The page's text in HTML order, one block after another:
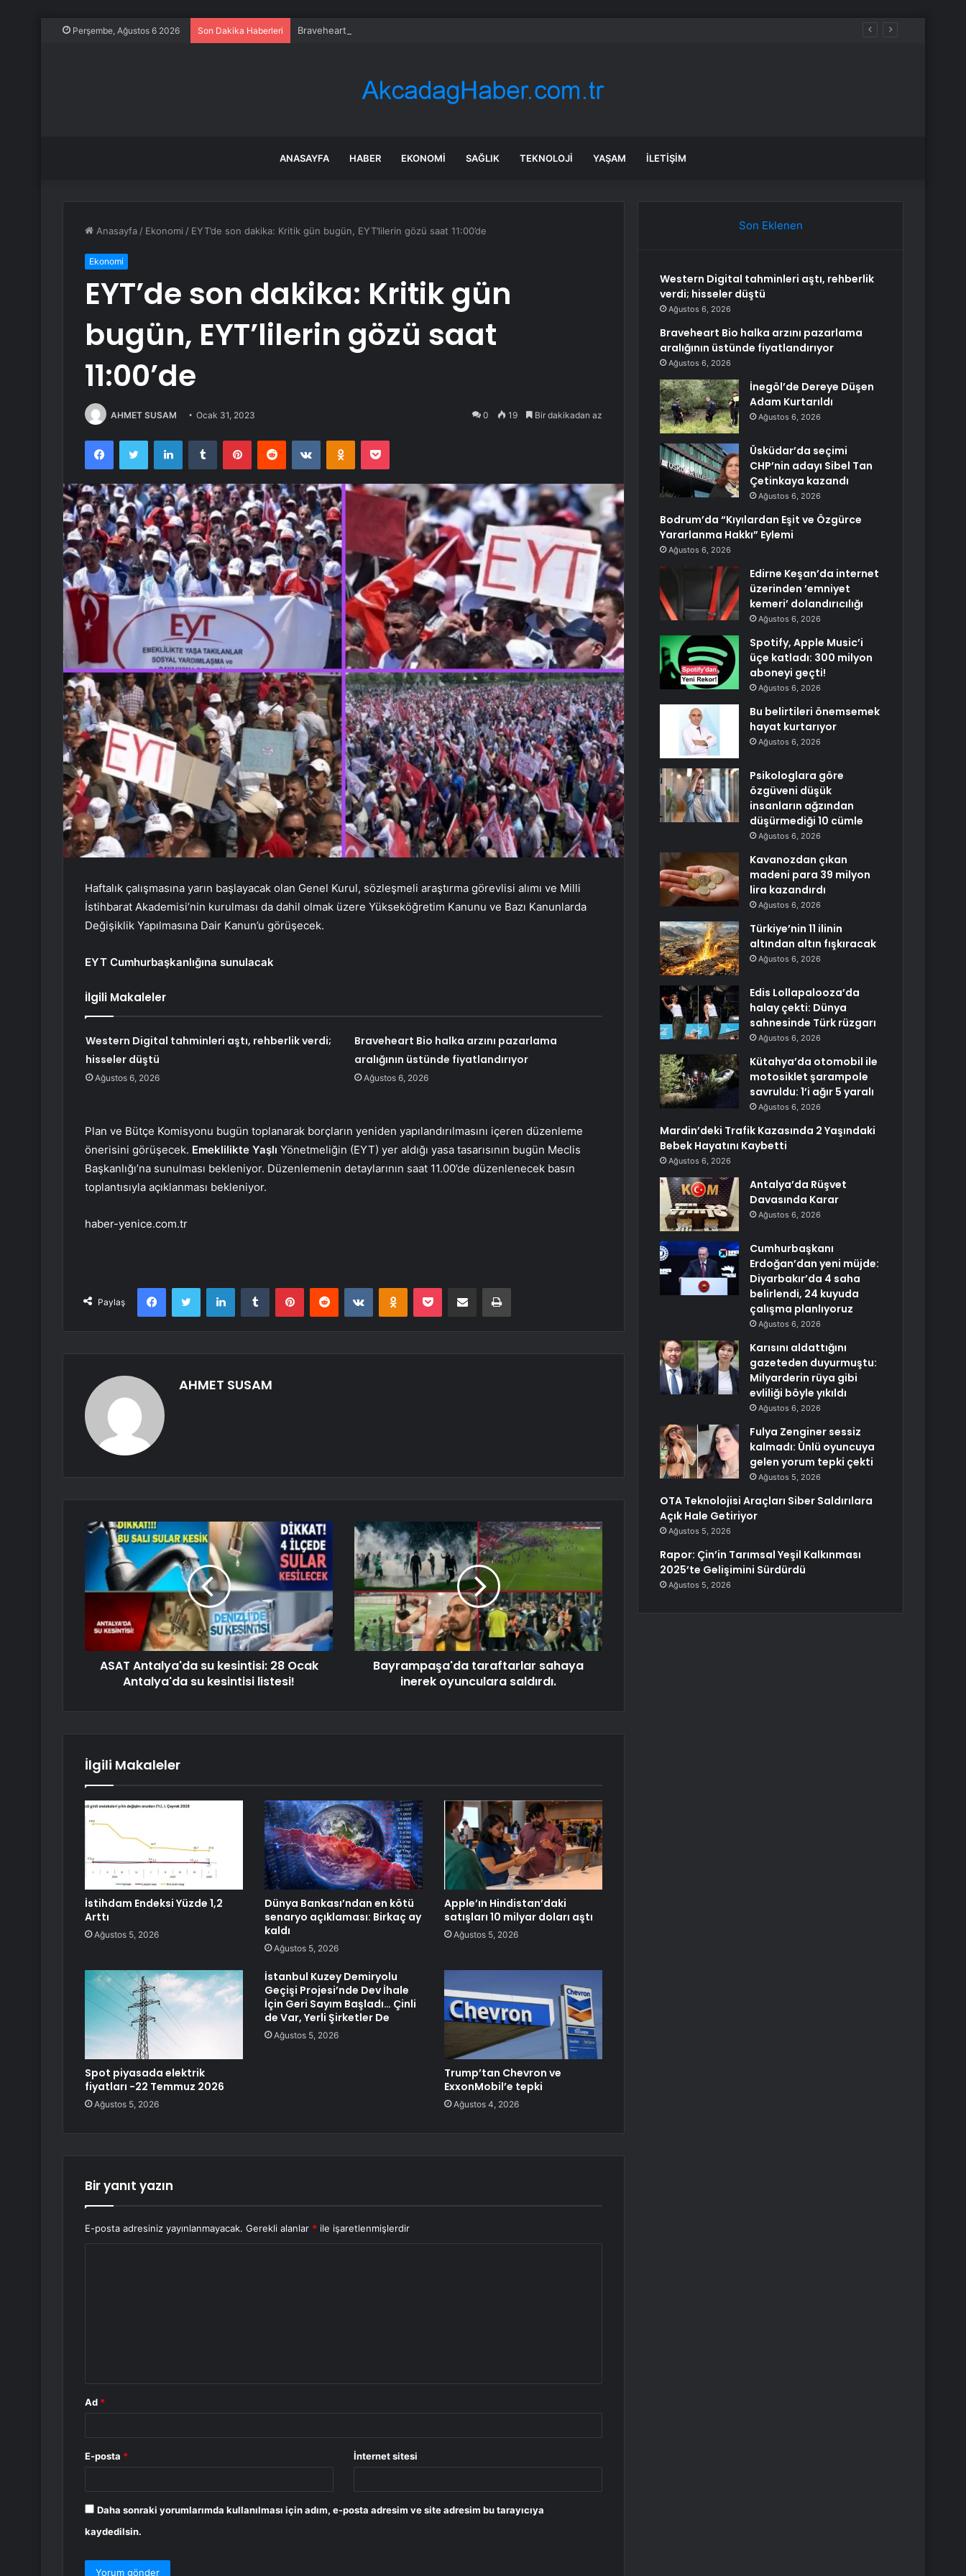
Perşembe, Ağustos 6 2026 Son Dakika Haberleri Braveheart Bio halka arzını pazarlama aralığının üstünde fiyatlandırıyor
ANASAYFA HABER EKONOMI SAĞLIK TEKNOLOJI YAŞAM İLETIŞIM
Anasayfa / Ekonomi / EYT’de son dakika: Kritik gün bugün, EYT’lilerin gözü saat 11:00’de
Ekonomi
EYT’de son dakika: Kritik gün
bugün, EYT’lilerin gözü saat
11:00’de
AHMET SUSAM Ocak 31, 2023 0 19 Bir dakikadan az
FacebookTwitter LinkedInTumblr PinterestReddit VKontakteOdnoklassniki
Pocket
Haftalık çalışmasına yarın başlayacak olan Genel Kurul, sözleşmeli araştırma görevlisi alımı ve Milli
İstihbarat Akademisi’nin kurulması da dahil olmak üzere Yükseköğretim Kanunu ve Bazı Kanunlarda
Değişiklik Yapılmasına Dair Kanun’u görüşecek.
EYT Cumhurbaşkanlığına sunulacak
İlgili Makaleler
Western Digital tahminleri aştı, rehberlik verdi;
hisseler düştü
Ağustos 6, 2026
Braveheart Bio halka arzını pazarlama
aralığının üstünde fiyatlandırıyor
Ağustos 6, 2026
Plan ve Bütçe Komisyonu bugün toplanarak borçların yeniden yapılandırılmasını içeren düzenleme
önerisini görüşecek. Emeklilikte Yaşlı Yönetmeliğin (EYT) yer aldığı yasa tasarısının bugün Meclis
Başkanlığı’na sunulması bekleniyor. Düzenlemenin detaylarının saat 11.00’de düzenlenecek basın
toplantısıyla açıklanması bekleniyor.
haber-yenice.com.tr
Paylaş
FacebookTwitter LinkedInTumblr PinterestReddit VKontakteOdnoklassniki
Pocket E-Posta ile paylaş Yazdır
AHMET SUSAM
ASAT Antalya'da su kesintisi: 28 Ocak
Antalya'da su kesintisi listesi!
Bayrampaşa'da taraftarlar sahaya
inerek oyunculara saldırdı.
İlgili Makaleler
İstihdam Endeksi Yüzde 1,2
Arttı
Ağustos 5, 2026
Dünya Bankası’ndan en kötü
senaryo açıklaması: Birkaç ay
kaldı
Ağustos 5, 2026
Apple’ın Hindistan’daki
satışları 10 milyar doları aştı
Ağustos 5, 2026
Spot piyasada elektrik
fiyatları -22 Temmuz 2026
Ağustos 5, 2026
İstanbul Kuzey Demiryolu
Geçişi Projesi’nde Dev İhale
İçin Geri Sayım Başladı… Çinli
de Var, Yerli Şirketler De
Ağustos 5, 2026
Trump’tan Chevron ve
ExxonMobil’e tepki
Ağustos 4, 2026
Bir yanıt yazın
E-posta adresiniz yayınlanmayacak. Gerekli alanlar * ile işaretlenmişlerdir
Ad *
E-posta * İnternet sitesi
Daha sonraki yorumlarımda kullanılması için adım, e-posta adresim ve site adresim bu tarayıcıya
kaydedilsin.
Son Eklenen
Western Digital tahminleri aştı, rehberlik
verdi; hisseler düştü
Ağustos 6, 2026
Braveheart Bio halka arzını pazarlama
aralığının üstünde fiyatlandırıyor
Ağustos 6, 2026
İnegöl’de Dereye Düşen
Adam Kurtarıldı
Ağustos 6, 2026
Üsküdar’da seçimi
CHP’nin adayı Sibel Tan
Çetinkaya kazandı
Ağustos 6, 2026
Bodrum’da “Kıyılardan Eşit ve Özgürce
Yararlanma Hakkı” Eylemi
Ağustos 6, 2026
Edirne Keşan’da internet
üzerinden ’emniyet
kemeri’ dolandırıcılığı
Ağustos 6, 2026
Spotify, Apple Music’i
üçe katladı: 300 milyon
aboneyi geçti!
Ağustos 6, 2026
Bu belirtileri önemsemek
hayat kurtarıyor
Ağustos 6, 2026
Psikologlara göre
özgüveni düşük
insanların ağzından
düşürmediği 10 cümle
Ağustos 6, 2026
Kavanozdan çıkan
madeni para 39 milyon
lira kazandırdı
Ağustos 6, 2026
Türkiye’nin 11 ilinin
altından altın fışkıracak
Ağustos 6, 2026
Edis Lollapalooza’da
halay çekti: Dünya
sahnesinde Türk rüzgarı
Ağustos 6, 2026
Kütahya’da otomobil ile
motosiklet şarampole
savruldu: 1’i ağır 5 yaralı
Ağustos 6, 2026
Mardin’deki Trafik Kazasında 2 Yaşındaki
Bebek Hayatını Kaybetti
Ağustos 6, 2026
Antalya’da Rüşvet
Davasında Karar
Ağustos 6, 2026
Cumhurbaşkanı
Erdoğan’dan yeni müjde:
Diyarbakır’da 4 saha
belirlendi, 24 kuyuda
çalışma planlıyoruz
Ağustos 6, 2026
Karısını aldattığını
gazeteden duyurmuştu:
Milyarderin rüya gibi
evliliği böyle yıkıldı
Ağustos 6, 2026
Fulya Zenginer sessiz
kalmadı: Ünlü oyuncuya
gelen yorum tepki çekti
Ağustos 5, 2026
OTA Teknolojisi Araçları Siber Saldırılara
Açık Hale Getiriyor
Ağustos 5, 2026
Rapor: Çin’in Tarımsal Yeşil Kalkınması
2025’te Gelişimini Sürdürdü
Ağustos 5, 2026